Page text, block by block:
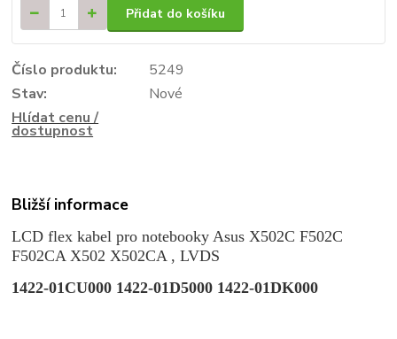
Přidat do košíku
Číslo produktu:
5249
Stav:
Nové
Hlídat cenu /
dostupnost
Bližší informace
LCD flex kabel pro notebooky Asus X502C F502C
F502CA X502 X502CA , LVDS
1422-01CU000 1422-01D5000 1422-01DK000